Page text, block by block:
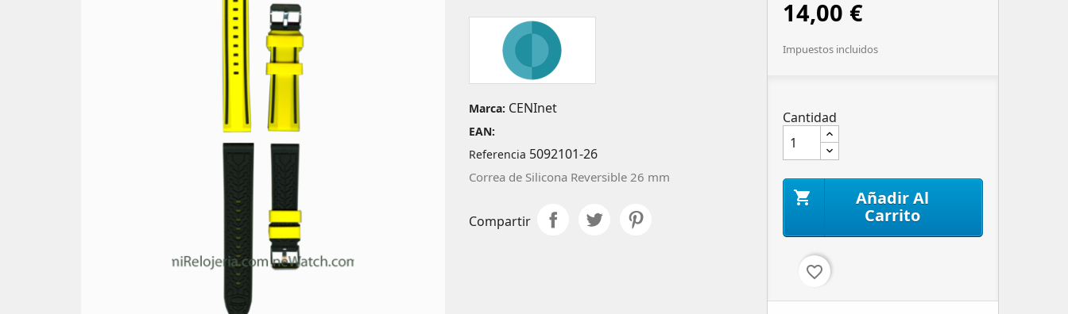
Marca: CENInet
EAN:
Referencia 5092101-26
Correa de Silicona Reversible 26 mm
Compartir
14,00 €
Impuestos incluidos
Cantidad

Añadir Al
Carrito
favorite_border